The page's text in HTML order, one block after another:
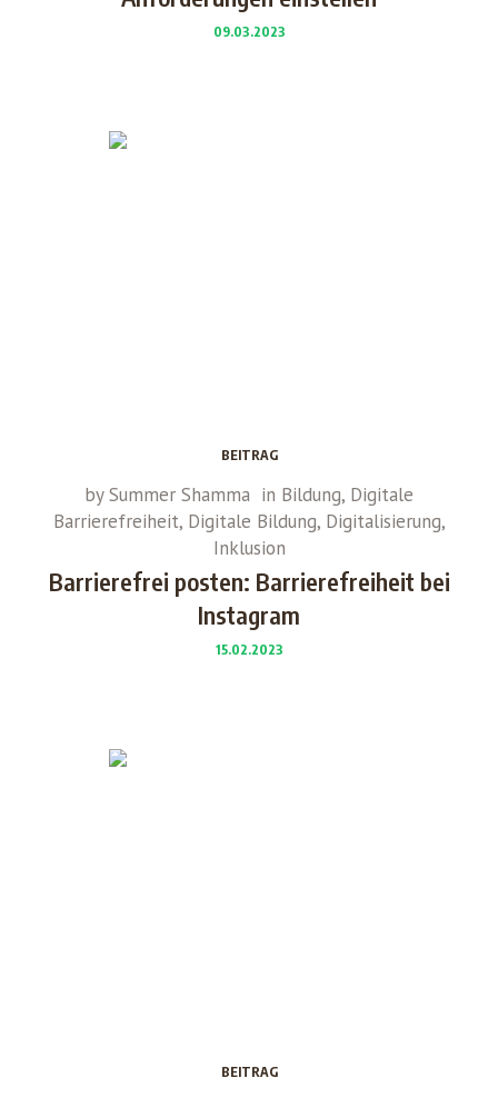
09.03.2023
BEITRAG
bySummer Shamma in Bildung, Digitale
Barrierefreiheit, Digitale Bildung, Digitalisierung,
Inklusion
Barrierefrei posten: Barrierefreiheit bei
Instagram
15.02.2023
BEITRAG